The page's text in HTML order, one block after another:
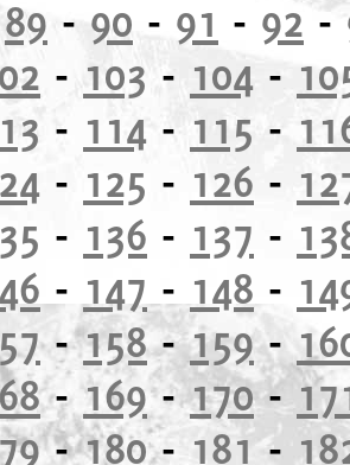
89 - 90 - 91 - 92-
- 103 - 104 -
- 114 - 115 -
- 125 - 126 -
- 136 - 137 -
- 147 - 148 -
-158-159-
-169-170-
-180- 181-